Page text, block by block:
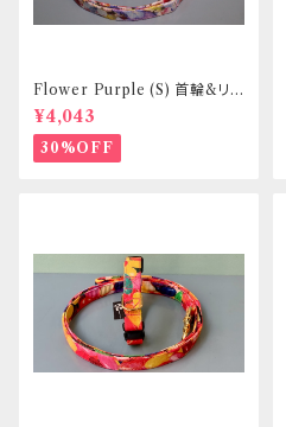
Flower Purple (S) 首輪&リ
ードセット _ 小型犬・小柄な中
型犬向き _ フントヒュッテオリジ
ナル
¥4,043
30%OFF